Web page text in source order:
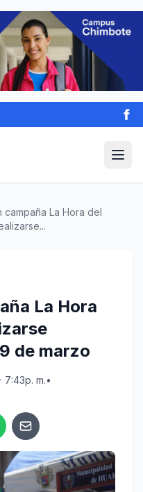
campaña La Hora del
La Hora
de marzo
7:43p. m.•